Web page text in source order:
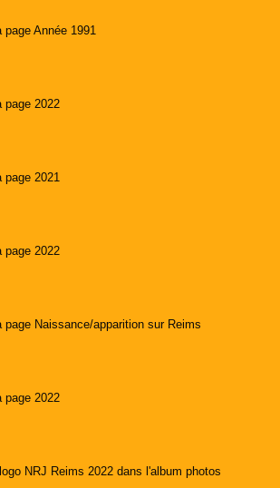
Année 1991
page 2022
page 2021
page 2022
Naissance/apparition sur Reims
page 2022
NRJ Reims 2022 dans l'album photos